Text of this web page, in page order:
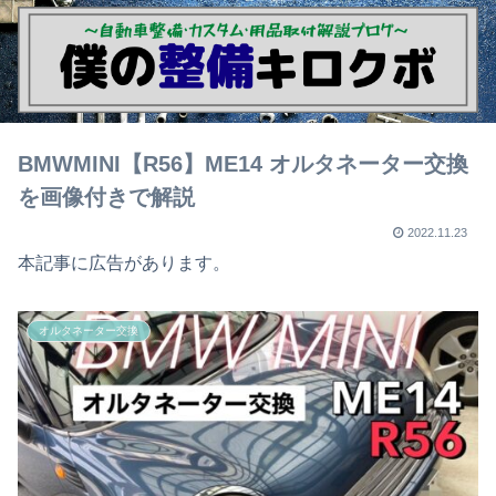
BMWMINI【R56】ME14 オルタネーター交換
を画像付きで解説
2022.11.23
本記事に広告があります。
オルタネーター交換